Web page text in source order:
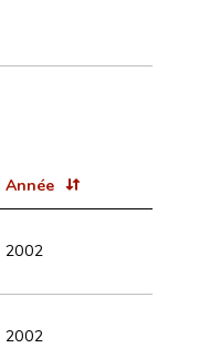
Année
2002
2002